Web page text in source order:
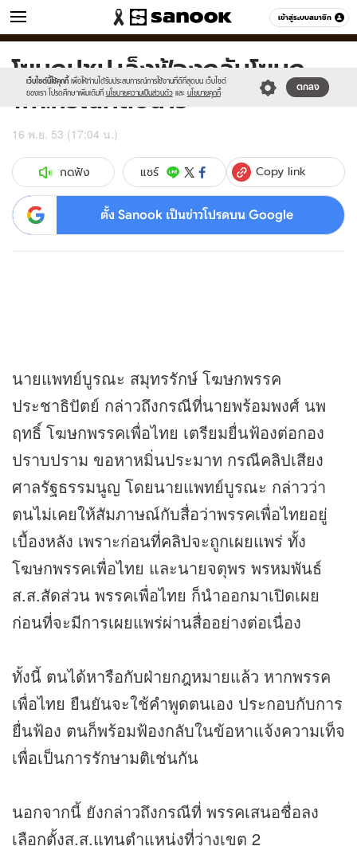
เข้าสู่ระบบสมาชิก
ข่าว หมวดอื่นๆ
เว็บไซต์นี้ใช้คุกกี้ เพื่อให้ท่านได้รับประสบการณ์การใช้งานที่ดีที่สุดบน เว็บไซต์
ของเรา โปรดศึกษาเพิ่มเติมที่ นโยบายความเป็นส่วนตัว และ นโยบายคุกกี้
ตกลง
Sanook
//s.isanook.com/sr/0/images/logo-
new-
sanook.png
600
60
โฆษกปชป.เล็งฟ้องกลับโฆษก
พท.กรณีคลิปฉาว
16 พ.ย. 53 (17:04 น.)
กดฟัง แชร์ Copy link
ตั้ง Sanook เป็นข่าวโปรดบน Google
นายแพทย์บูรณะ สมุทรรักษ์ โฆษกพรรค
ประชาธิปัตย์ กล่าวถึงกรณีที่นายพร้อมพงศ์ นพ
ฤทธิ์ โฆษกพรรคเพื่อไทย เตรียมยื่นฟ้องต่อกอง
ปราบปราม ขอหาหมิ่นประมาท กรณีคลิปเสียง
ศาลรัฐธรรมนูญ โดยนายแพทย์บูรณะ กล่าวว่า
ตนไม่เคยให้สัมภาษณ์กับสื่อว่าพรรคเพื่อไทยอยู่
เบื้องหลัง เพราะก่อนที่คลิปจะถูกเผยแพร่ ทั้ง
โฆษกพรรคเพื่อไทย และนายจตุพร พรหมพันธ์
ส.ส.สัดส่วน พรรคเพื่อไทย ก็นำออกมาเปิดเผย
ก่อนที่จะมีการเผยแพร่ผ่านสื่ออย่างต่อเนื่อง
ทั้งนี้ ตนได้หารือกับฝ่ายกฎหมายแล้ว หากพรรค
เพื่อไทย ยืนยันจะใช้คำพูดตนเอง ประกอบกับการ
ยื่นฟ้อง ตนก็พร้อมฟ้องกลับในข้อหาแจ้งความเท็จ
เพื่อเป็นการรักษามติเช่นกัน
นอกจากนี้ ยังกล่าวถึงกรณีที่ พรรคเสนอชื่อลง
เลือกตั้งส.ส.แทนตำแหน่งที่ว่างเขต 2